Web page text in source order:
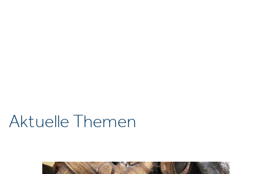
Aktuelle Themen